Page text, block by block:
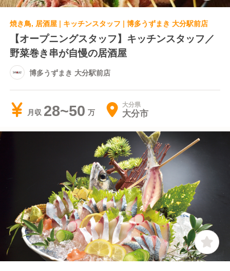
焼き鳥, 居酒屋 | キッチンスタッフ | 博多うずまき 大分駅前店
【オープニングスタッフ】キッチンスタッフ／
野菜巻き串が自慢の居酒屋
博多うずまき 大分駅前店
月収 28~50 大分県
大分市